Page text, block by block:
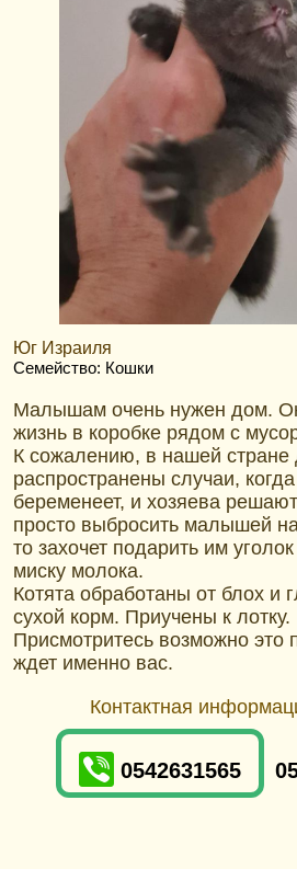
Юг Израиля
Семейство: Кошки
Малышам очень нужен дом.
жизнь в коробке рядом с
К сожалению, в нашей стране
распространены случаи,
беременеет, и хозяева
просто выбросить малышей
то захочет подарить им
миску молока.
Котята обработаны от блох и
сухой корм. Приучены к лотку.
Присмотритесь возможно это
ждет именно вас.
Контактная
0542631565